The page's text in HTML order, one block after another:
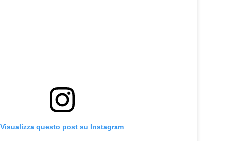
Visualizza questo post su Instagram